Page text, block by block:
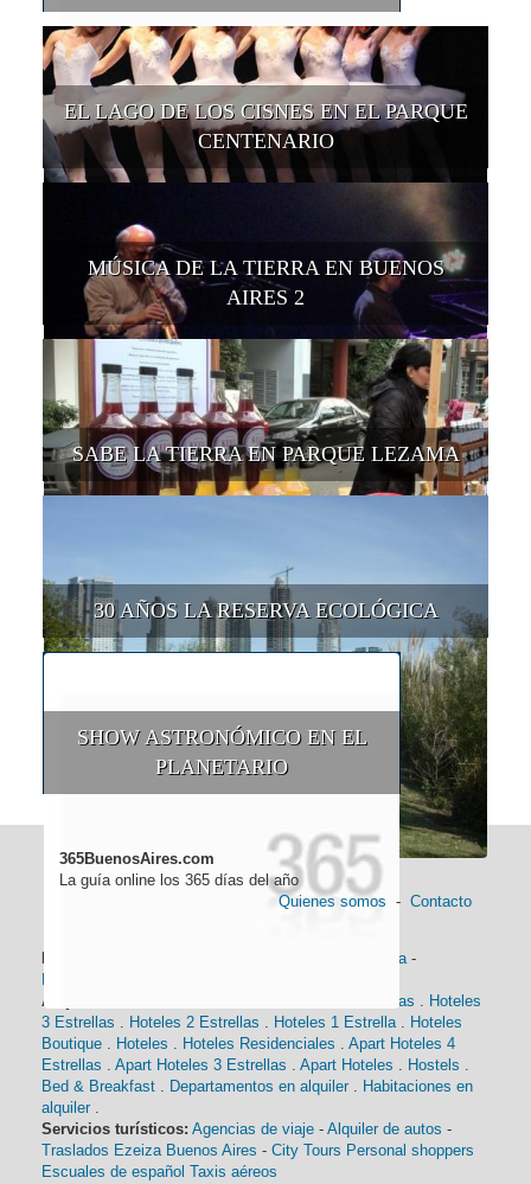
EL LAGO DE LOS CISNES EN EL PARQUE
CENTENARIO
MÚSICA DE LA TIERRA EN BUENOS
AIRES 2
SABE LA TIERRA EN PARQUE LEZAMA
30 AÑOS LA RESERVA ECOLÓGICA
SHOW ASTRONÓMICO EN EL
PLANETARIO
365BuenosAires.com
La guía online los 365 días del año
Quienes somos - Contacto
Historia-
Alojamiento:
Hoteles 4 Estrellas . Hoteles
3 Estrellas . Hoteles 2 Estrellas . Hoteles 1 Estrella. Hoteles
Boutique . Hoteles . Hoteles Residenciales . Apart Hoteles 4
Estrellas . Apart Hoteles 3 Estrellas . Apart Hoteles . Hostels .
Bed & Breakfast . Departamentos en alquiler . Habitaciones en
alquiler .
Servicios turísticos: Agencias de viaje - Alquiler de autos -
Traslados Ezeiza Buenos Aires - City Tours Personal shoppers
Escuales de español Taxis aéreos